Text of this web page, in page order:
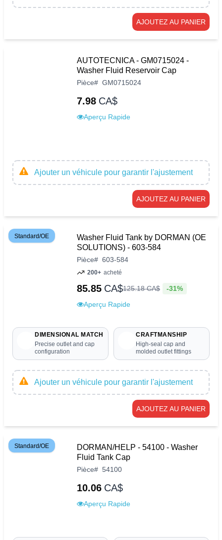
AJOUTEZ AU PANIER
AUTOTECNICA - GM0715024 -
Washer Fluid Reservoir Cap
Pièce# GM0715024
7.98 CA$
Aperçu Rapide
Ajouter un véhicule pour garantir l'ajustement
AJOUTEZ AU PANIER
Standard/OE
Washer Fluid Tank by DORMAN (OE
SOLUTIONS) - 603-584
Pièce# 603-584
200+ acheté
85.85 CA$125.18CA$ -31%
Aperçu Rapide
DIMENSIONAL MATCH
Precise outlet and cap
configuration
CRAFTMANSHIP
High-seal cap and
molded outlet fittings
Ajouter un véhicule pour garantir l'ajustement
AJOUTEZ AU PANIER
Standard/OE
DORMAN/HELP - 54100 - Washer
Fluid Tank Cap
Pièce# 54100
10.06 CA$
Aperçu Rapide